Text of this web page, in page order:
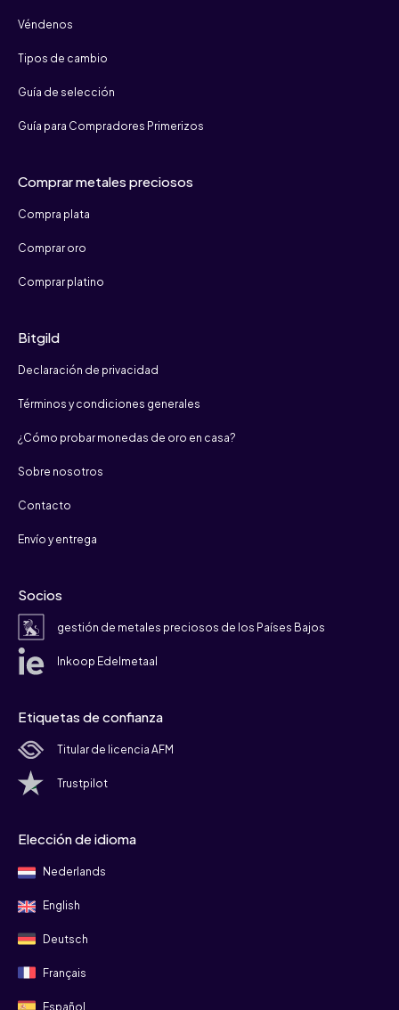
Véndenos
Tipos de cambio
Guía de selección
Guía para Compradores Primerizos
Comprar metales preciosos
Compra plata
Comprar oro
Comprar platino
Bitgild
Declaración de privacidad
Términos y condiciones generales
¿Cómo probar monedas de oro en casa?
Sobre nosotros
Contacto
Envío y entrega
Socios
gestión de metales preciosos de los Países Bajos
Inkoop Edelmetaal
Etiquetas de confianza
Titular de licencia AFM
Trustpilot
Elección de idioma
Nederlands
English
Deutsch
Français
Español